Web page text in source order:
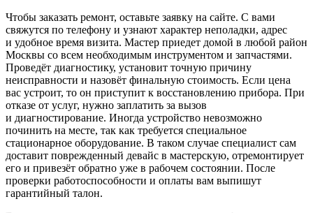
Чтобы заказать ремонт, оставьте заявку на сайте. С вами
свяжутся по телефону и узнают характер неполадки, адрес
и удобное время визита. Мастер приедет домой в любой район
Москвы со всем необходимым инструментом и запчастями.
Проведёт диагностику, установит точную причину
неисправности и назовёт финальную стоимость. Если цена
вас устроит, то он приступит к восстановлению прибора. При
отказе от услуг, нужно заплатить за вызов
и диагностирование. Иногда устройство невозможно
починить на месте, так как требуется специальное
стационарное оборудование. В таком случае специалист сам
доставит поврежденный девайс в мастерскую, отремонтирует
его и привезёт обратно уже в рабочем состоянии. После
проверки работоспособности и оплаты вам выпишут
гарантийный талон.